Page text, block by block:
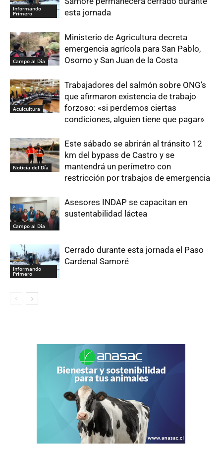
Informando
Primero
esta jornada
Campo al Día
Ministerio de Agricultura decreta
emergencia agrícola para San Pablo,
Osorno y San Juan de la Costa
Acuicultura
Trabajadores del salmón sobre ONG’s
que afirmaron existencia de trabajo
forzoso: «si perdemos ciertas
condiciones, alguien tiene que pagar»
Noticia del Día
Este sábado se abrirán al tránsito 12
km del bypass de Castro y se
mantendrá un perímetro con
restricción por trabajos de emergencia
Campo al Día
Asesores INDAP se capacitan en
sustentabilidad láctea
Informando
Primero
Cerrado durante esta jornada el Paso
Cardenal Samoré